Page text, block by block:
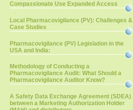
Compassionate Use Expanded Access
Local Pharmacovigilance (PV): Challenges &
Case Studies
Pharmacovigilance (PV) Legislation in the
USA and India:
Methodology of Conducting a
Pharmacovigilance Audit: What Should a
Pharmacovigilance Auditor Know?
A Safety Data Exchange Agreement (SDEA)
between a Marketing Authorization Holder